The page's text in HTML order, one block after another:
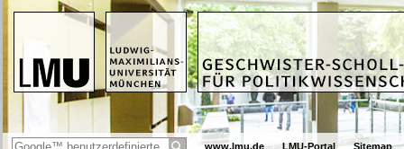
www.lmu.de LMU-Portal Sitemap